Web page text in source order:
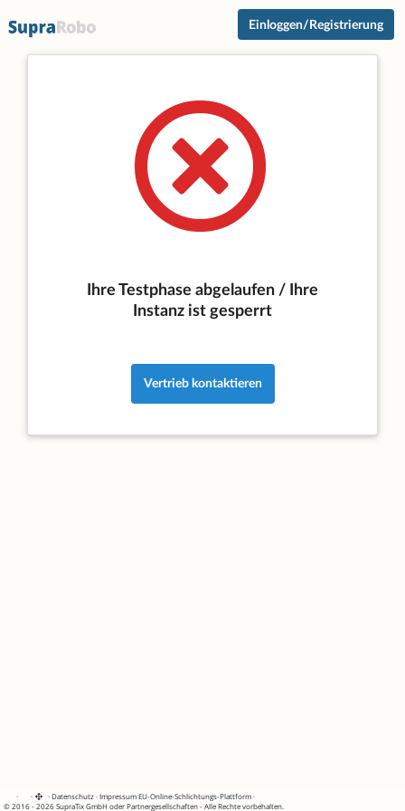
Einloggen/Registrierung
Ihre Testphase abgelaufen / Ihre
Instanz ist gesperrt
Vertrieb kontaktieren
· · ·Datenschutz·Impressum EU-Online-Schlichtungs-Plattform·
© 2016 - 2026 SupraTix GmbH oder Partnergesellschaften - Alle Rechte vorbehalten.